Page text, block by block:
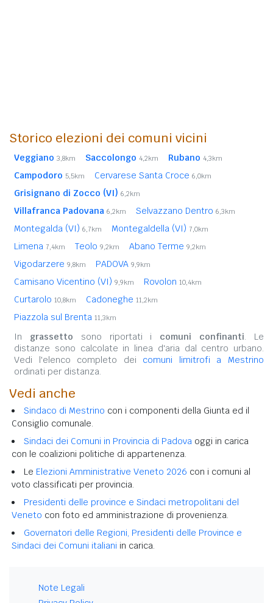
Storico elezioni dei comuni vicini
Veggiano 3,8km Saccolongo 4,2km Rubano 4,3km
Campodoro 5,5km Cervarese Santa Croce 6,0km
Grisignano di Zocco (VI) 6,2km
Villafranca Padovana 6,2km Selvazzano Dentro 6,3km
Montegalda (VI) 6,7km Montegaldella (VI) 7,0km
Limena 7,4km Teolo 9,2km Abano Terme 9,2km
Vigodarzere 9,8km PADOVA 9,9km
Camisano Vicentino (VI) 9,9km Rovolon 10,4km
Curtarolo 10,8km Cadoneghe 11,2km
Piazzola sul Brenta 11,3km
In grassetto sono riportati i comuni confinanti. Le
distanze sono calcolate in linea d'aria dal centro urbano.
Vedi l'elenco completo dei comuni limitrofi a Mestrino
ordinati per distanza.
Vedi anche
Sindaco di Mestrino con i componenti della Giunta ed il
Consiglio comunale.
Sindaci dei Comuni in Provincia di Padova oggi in carica
con le coalizioni politiche di appartenenza.
Le Elezioni Amministrative Veneto 2026 con i comuni al
voto classificati per provincia.
Presidenti delle province e Sindaci metropolitani del
Veneto con foto ed amministrazione di provenienza.
Governatori delle Regioni, Presidenti delle Province e
Sindaci dei Comuni italiani in carica.
Note Legali